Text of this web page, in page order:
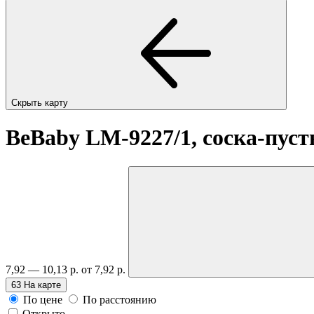
Скрыть карту
BeBaby LM-9227/1, соска-
7,92 — 10,13 р. от 7,92 р.
63 На карте
По цене
По расстоянию